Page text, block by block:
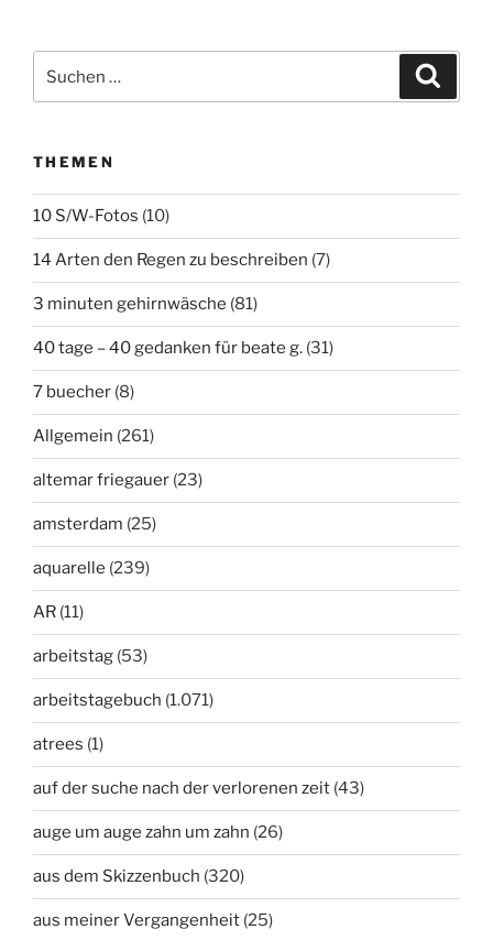
nach:
THEMEN
10 S/W-Fotos (10)
14 Arten den Regen zu beschreiben (7)
3 minuten gehirnwäsche (81)
40 tage – 40 gedanken für beate g. (31)
7 buecher (8)
Allgemein (261)
altemar friegauer (23)
amsterdam (25)
aquarelle (239)
AR (11)
arbeitstag (53)
arbeitstagebuch (1.071)
atrees (1)
auf der suche nach der verlorenen zeit (43)
auge um auge zahn um zahn (26)
aus dem Skizzenbuch (320)
aus meiner Vergangenheit (25)